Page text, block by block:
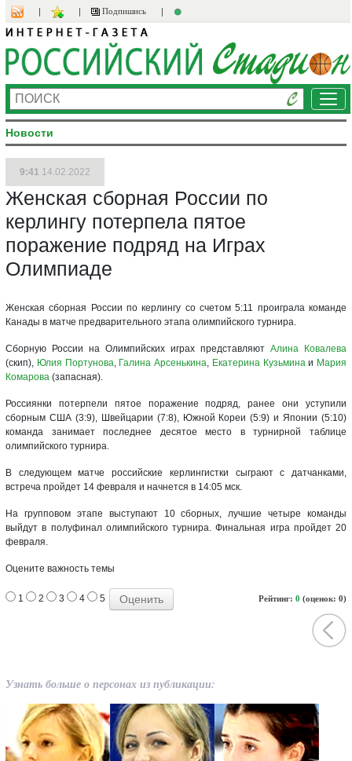
Подпишись
Новости
9:41 14.02.2022
Женская сборная России по
керлингу потерпела пятое
поражение подряд на Играх
Олимпиаде
Женская сборная России по керлингу со счетом 5:11 проиграла команде
Канады в матче предварительного этапа олимпийского турнира.
Сборную России на Олимпийских играх представляют Алина Ковалева
(скип), Юлия Портунова, Галина Арсенькина, Екатерина Кузьминаи Мария
Комарова (запасная).
Россиянки потерпели пятое поражение подряд, ранее они уступили
сборным США (3:9), Швейцарии (7:8), Южной Кореи (5:9) и Японии (5:10)
команда занимает последнее десятое место в турнирной таблице
олимпийского турнира.
В следующем матче российские керлингистки сыграют с датчанками,
встреча пройдет 14 февраля и начнется в 14:05 мск.
На групповом этапе выступают 10 сборных, лучшие четыре команды
выйдут в полуфинал олимпийского турнира. Финальная игра пройдет 20
февраля.
Оцените важность темы
Рейтинг: 0 (оценок: 0)
1 2 3 4 5
Узнать больше о персонах из публикации: